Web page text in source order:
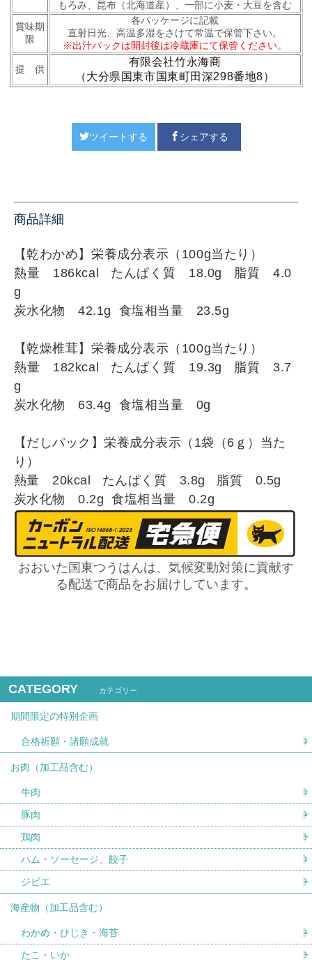
もろみ、 昆布（北海道産）、一部に小麦・大豆を含む
賞味期
限
各パッケージに記載
直射日光、高温多湿をさけて常温で保管下さい。
※出汁パックは開封後は冷蔵庫にて保管ください。
提 供
有限会社竹永海商
（大分県国東市国東町田深298番地8）
ツイートする シェアする
商品詳細
【乾わかめ】 栄養成分表示（100g当たり）
熱量 186kcal たんぱく質 18.0g 脂質 4.0
g
炭水化物 42.1g 食塩相当量 23.5g
【乾燥椎茸】 栄養成分表示（100g当たり）
熱量 182kcal たんぱく質 19.3g 脂質 3.7
g
炭水化物 63.4g 食塩相当量 0g
【だしパック】栄養成分表示（1袋（6ｇ）当た
り）
熱量 20kcal たんぱく質 3.8g 脂質 0.5g
炭水化物 0.2g 食塩相当量 0.2g
おおいた国東つうはんは、気候変動対策に貢献す
る配送で商品をお届けしています。
CATEGORY カテゴリー
期間限定の特別企画
合格祈願・諸願成就
お肉（加工品含む）
牛肉
豚肉
鶏肉
ハム・ソーセージ、餃子
ジビエ
海産物（加工品含む）
わかめ・ひじき・海苔
たこ・いか